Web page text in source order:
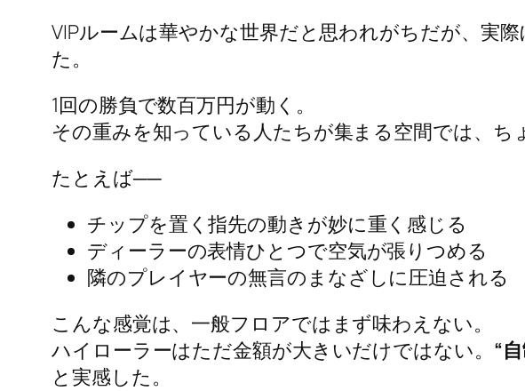
VIPルームは華やかな世界だと思われがちだが、実
た。
1回の勝負で数百万円が動く。
その重みを知っている人たちが集まる空間では、
たとえば──
チップを置く指先の動きが妙に重く感じる
ディーラーの表情ひとつで空気が張りつめる
隣のプレイヤーの無言のまなざしに圧迫される
こんな感覚は、一般フロアではまず味わえない。
ハイローラーはただ金額が大きいだけではない。 “
と実感した。